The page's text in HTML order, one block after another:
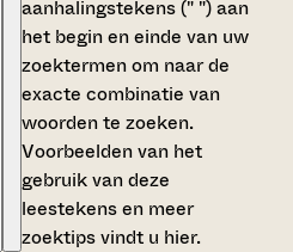
aanhalingstekens (" ")aan
het begin en einde van uw
zoektermen om naar de
exacte combinatie van
woorden te zoeken.
Voorbeelden van het
gebruik van deze
leestekens en meer
zoektips vindt u hier.